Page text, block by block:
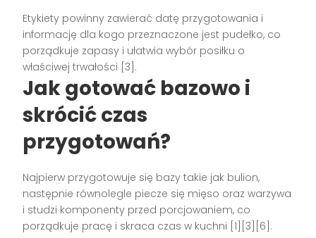
Etykiety powinny zawierać datę przygotowania i
informację dla kogo przeznaczone jest pudełko, co
porządkuje zapasy i ułatwia wybór posiłku o
właściwej trwałości [3].
Jak gotować bazowo i
skrócić czas
przygotowań?
Najpierw przygotowuje się bazy takie jak bulion,
następnie równolegle piecze się mięso oraz warzywa
i studzi komponenty przed porcjowaniem, co
porządkuje pracę i skraca czas w kuchni [1][3][6].